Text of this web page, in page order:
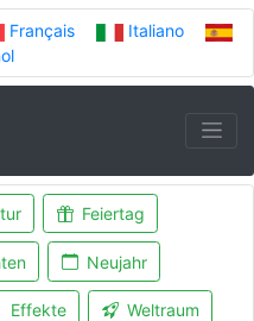
Français
Italiano
Feiertag
Neujahr
Effekte Weltraum